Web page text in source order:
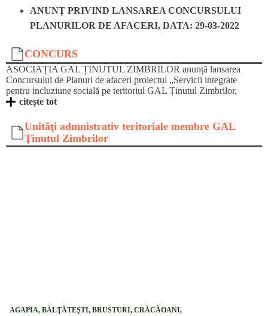
ANUNȚ PRIVIND LANSAREA CONCURSULUI
PLANURILOR DE AFACERI, DATA: 29-03-2022
CONCURS
ASOCIAȚIA GAL ȚINUTUL ZIMBRILOR anunță lansarea
Concursului de Planuri de afaceri proiectul „Servicii integrate
pentru incluziune socială pe teritoriul GAL Ținutul Zimbrilor,
citește tot
Unităţi admnistrativ teritoriale membre GAL
Ţinutul Zimbrilor
AGAPIA, BĂLŢĂTEŞTI, BRUSTURI, CRĂCĂOANI,